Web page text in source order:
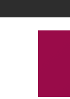
to